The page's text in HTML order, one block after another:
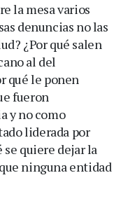
la mesa varios
denuncias no las
¿Por qué salen
al del
qué le ponen
fueron
y no como
liderada por
se quiere dejar la
ninguna entidad